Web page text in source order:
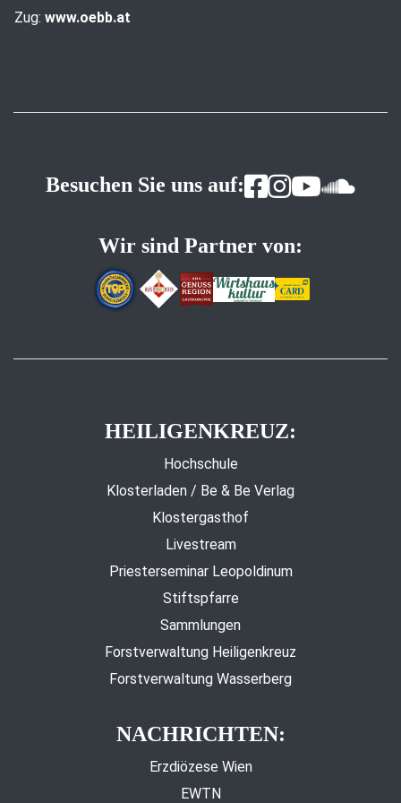
Zug: www.oebb.at
Besuchen Sie uns auf:
Wir sind Partner von:
HEILIGENKREUZ:
Hochschule
Klosterladen / Be & Be Verlag
Klostergasthof
Livestream
Priesterseminar Leopoldinum
Stiftspfarre
Sammlungen
Forstverwaltung Heiligenkreuz
Forstverwaltung Wasserberg
NACHRICHTEN:
Erzdiözese Wien
EWTN